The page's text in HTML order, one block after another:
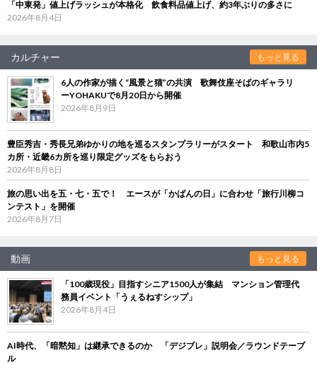
「中東発」値上げラッシュが本格化 飲食料品値上げ、約3年ぶりの多さに
2026年8月4日
カルチャー もっと見る
6人の作家が描く“風景と猫”の共演 歌舞伎座そばのギャラリ
ーYOHAKUで8月20日から開催
2026年8月9日
豊臣秀吉・秀長兄弟ゆかりの地を巡るスタンプラリーがスタート 和歌山市内5
カ所・近畿6カ所を巡り限定グッズをもらおう
2026年8月8日
旅の思い出を五・七・五で！ エースが「かばんの日」に合わせ「旅行川柳コ
ンテスト」を開催
2026年8月7日
動画 もっと見る
「100歳現役」目指すシニア1500人が集結 マンション管理代
務員イベント「うぇるねすシップ」
2026年8月4日
AI時代、「暗黙知」は継承できるのか 「デジブレ」説明会／ラウンドテーブ
ル